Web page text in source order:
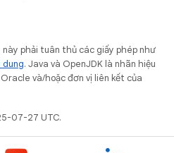
phải tuân thủ các giấy phép như
dung. Java và OpenJDK là nhãn hiệu
và/hoặc đơn vị liên kết của
07-27 UTC.